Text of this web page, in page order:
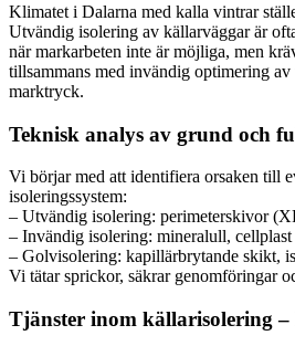
Klimatet i Dalarna med kalla vintrar
Utvändig isolering av källarväggar är
när markarbeten inte är möjliga, men
tillsammans med invändig optimering
marktryck.
Teknisk analys av grund och
Vi börjar med att identifiera orsaken till
isoleringssystem:
– Utvändig isolering: perimeterskivor
– Invändig isolering: mineralull,
– Golvisolering: kapillärbrytande skikt,
Vi tätar sprickor, säkrar genomföringar
Tjänster inom källarisolering